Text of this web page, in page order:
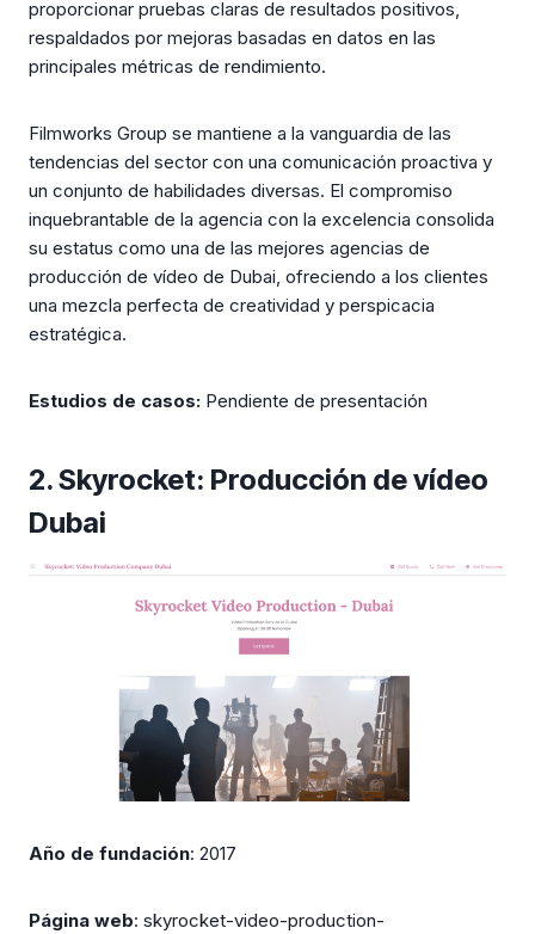
proporcionar pruebas claras de resultados positivos,
respaldados por mejoras basadas en datos en las
principales métricas de rendimiento.
Filmworks Group se mantiene a la vanguardia de las
tendencias del sector con una comunicación proactiva y
un conjunto de habilidades diversas. El compromiso
inquebrantable de la agencia con la excelencia consolida
su estatus como una de las mejores agencias de
producción de vídeo de Dubai, ofreciendo a los clientes
una mezcla perfecta de creatividad y perspicacia
estratégica.
Estudios de casos: Pendiente de presentación
2. Skyrocket: Producción de vídeo
Dubai
Año de fundación: 2017
Página web: skyrocket-video-production-